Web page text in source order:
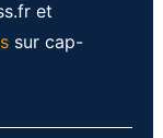
et
sur cap-